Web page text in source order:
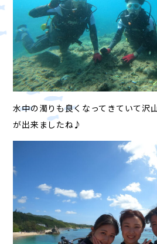
水中の濁りも良くなってきていて沢
が出来ましたね♪